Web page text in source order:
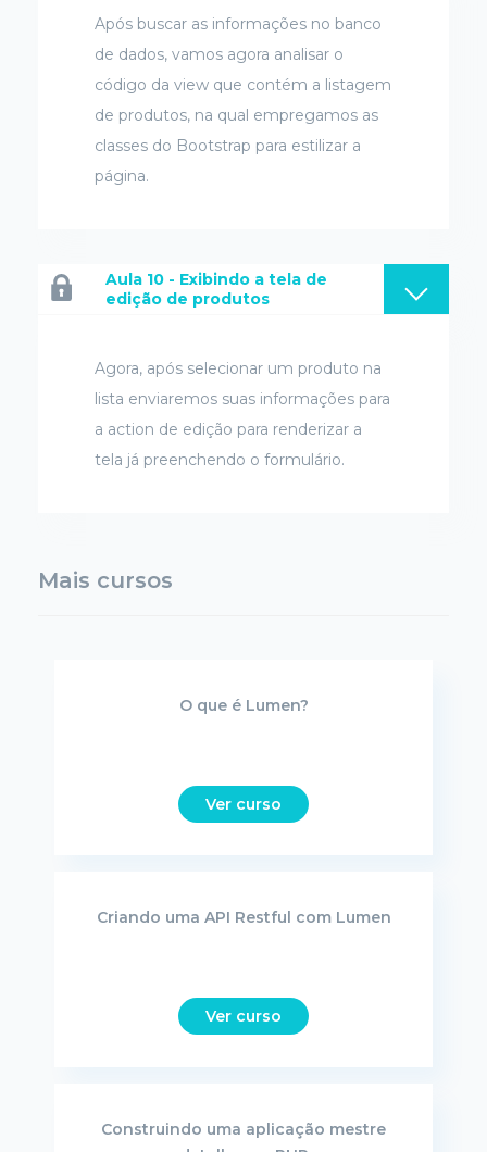
Após buscar as informações no banco
de dados, vamos agora analisar o
código da view que contém a listagem
de produtos, na qual empregamos as
classes do Bootstrap para estilizar a
página.
Aula 10 - Exibindo a tela de
edição de produtos
Agora, após selecionar um produto na
lista enviaremos suas informações para
a action de edição para renderizar a
tela já preenchendo o formulário.
Mais cursos
O que é Lumen?
Ver curso
Criando uma API Restful com Lumen
Ver curso
Construindo uma aplicação mestre